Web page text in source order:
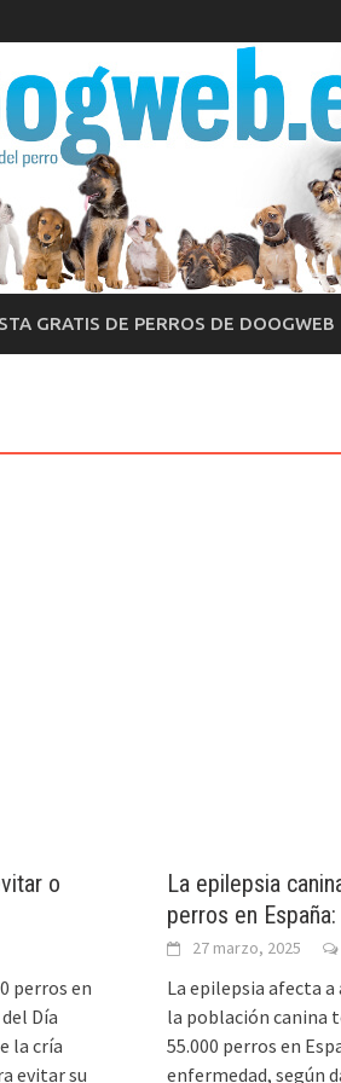
GRATIS DE PERROS DE DOOGWEB
o
perros en
Día
la cría
evitar su
La epilepsia
perros en
27 marzo, 2025
La epilepsia afecta
la población canina
55.000 perros en
enfermedad, según